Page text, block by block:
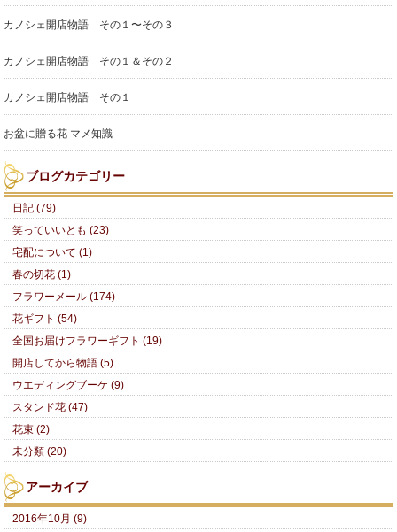
カノシェ開店物語 その１〜その３
カノシェ開店物語 その１＆その２
カノシェ開店物語 その１
お盆に贈る花 マメ知識
ブログカテゴリー
日記 (79)
笑っていいとも (23)
宅配について (1)
春の切花 (1)
フラワーメール (174)
花ギフト (54)
全国お届けフラワーギフト (19)
開店してから物語 (5)
ウエディングブーケ (9)
スタンド花 (47)
花束 (2)
未分類 (20)
アーカイブ
2016年10月 (9)